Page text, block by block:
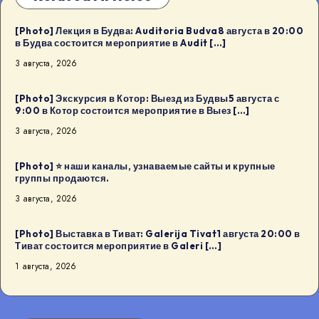
[Photo] Лекция в Будва: Auditoria Budva8 августа в 20:00
в Будва состоится мероприятие в Audit […]
3 августа, 2026
[Photo] Экскурсия в Котор: Выезд из Будвы5 августа с
9:00 в Котор состоится мероприятие в Выез […]
3 августа, 2026
[Photo] ⭐️ наши каналы, узнаваемые сайты и крупные
группы продаются.
3 августа, 2026
[Photo] Выставка в Тиват: Galerija Tivat1 августа 20:00 в
Тиват состоится мероприятие в Galeri […]
1 августа, 2026